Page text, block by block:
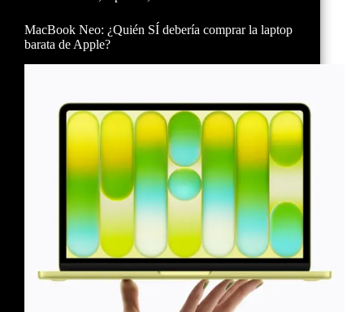
MacBook Neo: ¿Quién SÍ debería comprar la laptop
barata de Apple?